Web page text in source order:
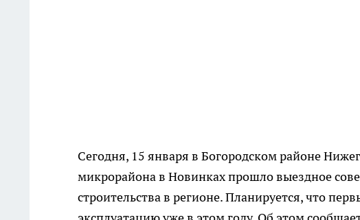
Сегодня, 15 января в Богородском районе
микрорайона в Новинках прошло выездное
строительства в регионе. Планируется, что